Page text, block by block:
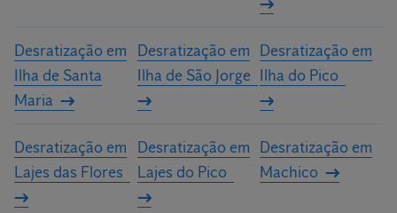
Desratização em
Ilha de Santa
Maria
Desratização em
Ilha de São Jorge
Desratização em
Ilha do Pico
Desratização em
Lajes das Flores
Desratização em
Lajes do Pico
Desratização em
Machico